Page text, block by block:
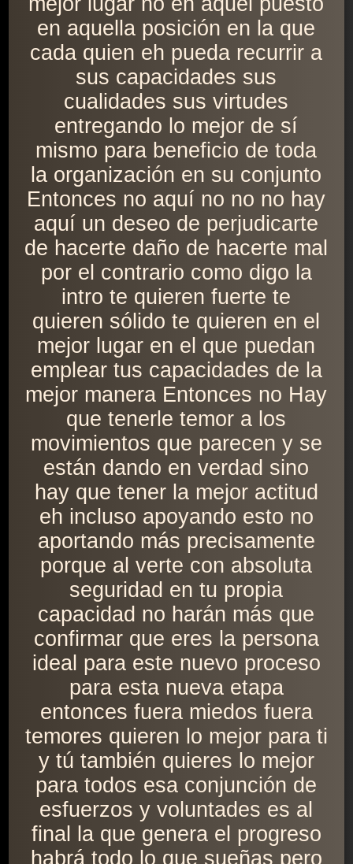
en aquella posición en la que
cada quien eh pueda recurrir a
sus capacidades sus
cualidades sus virtudes
entregando lo mejor de sí
mismo para beneficio de toda
la organización en su conjunto
Entonces no aquí no no no hay
aquí un deseo de perjudicarte
de hacerte daño de hacerte mal
por el contrario como digo la
intro te quieren fuerte te
quieren sólido te quieren en el
mejor lugar en el que puedan
emplear tus capacidades de la
mejor manera Entonces no Hay
que tenerle temor a los
movimientos que parecen y se
están dando en verdad sino
hay que tener la mejor actitud
eh incluso apoyando esto no
aportando más precisamente
porque al verte con absoluta
seguridad en tu propia
capacidad no harán más que
confirmar que eres la persona
ideal para este nuevo proceso
para esta nueva etapa
entonces fuera miedos fuera
temores quieren lo mejor para ti
y tú también quieres lo mejor
para todos esa conjunción de
esfuerzos y voluntades es al
final la que genera el progreso
habrá todo lo que sueñas pero